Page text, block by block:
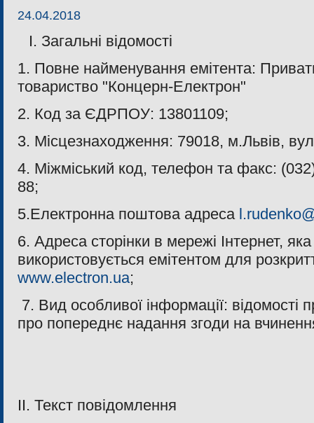
24.04.2018
I. Загальні відомості
1. Повне найменування емітента:
товариство "Концерн-Електрон"
2. Код за ЄДРПОУ: 13801109;
3. Місцезнаходження: 79018, м.Львiв,
4. Міжміський код, телефон та факс:
88;
5.Електронна поштова адреса
6. Адреса сторінки в мережі Інтернет,
використовується емітентом для
www.electron.ua;
7. Вид особливої інформації: відомості
про попереднє надання згоди на
II. Текст повідомлення